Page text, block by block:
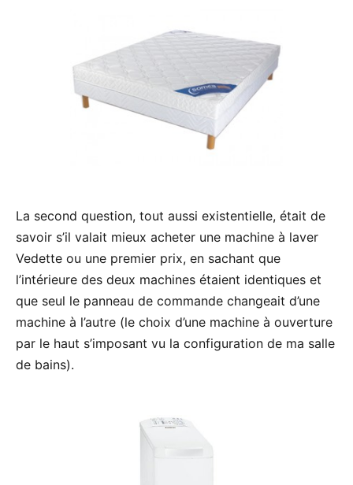
La second question, tout aussi existentielle, était de
savoir s’il valait mieux acheter une machine à laver
Vedette ou une premier prix, en sachant que
l’intérieure des deux machines étaient identiques et
que seul le panneau de commande changeait d’une
machine à l’autre (le choix d’une machine à ouverture
par le haut s’imposant vu la configuration de ma salle
de bains).